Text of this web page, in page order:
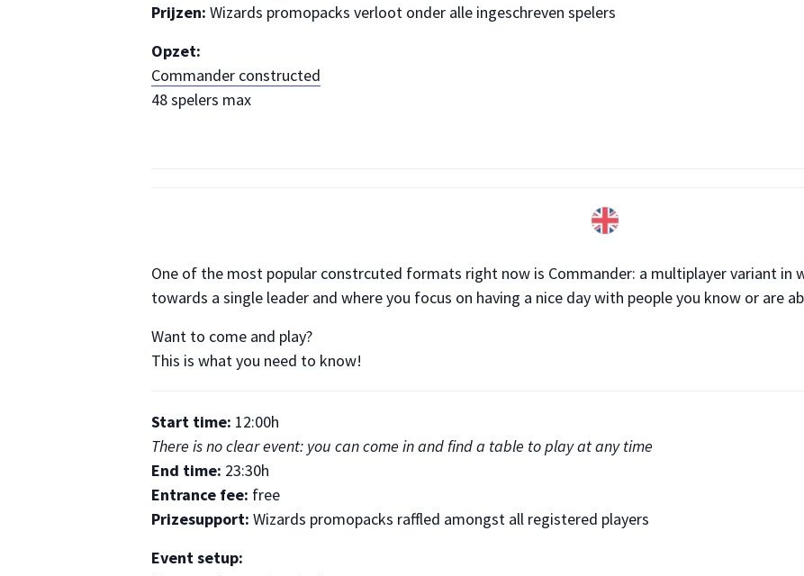
Prijzen: Wizards promopacks verloot onder alle ingeschreven spelers
Opzet:
Commander constructed
48 spelers max
One of the most popular constrcuted formats right now is Commander: a multiplayer variant in
towards a single leader and where you focus on having a nice day with people you know or are
Want to come and play?
This is what you need to know!
Start time: 12:00h
There is no clear event: you can come in and find a table to play at any time
End time: 23:30h
Entrance fee: free
Prizesupport: Wizards promopacks raffled amongst all registered players
Event setup: